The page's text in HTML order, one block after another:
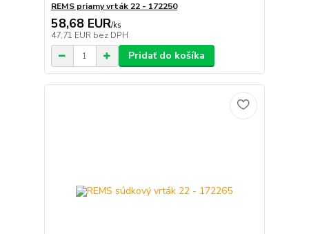
REMS priamy vrták 22 - 172250
58,68 EUR/ks
47,71 EUR bez DPH
Pridať do košíka